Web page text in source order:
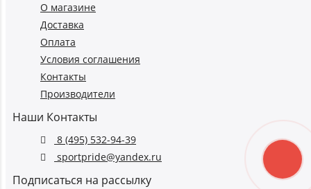
О магазине
Доставка
Оплата
Условия соглашения
Контакты
Производители
Наши Контакты
8 (495) 532-94-39
sportpride@yandex.ru
Подписаться на рассылку